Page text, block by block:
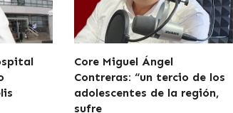
Core Miguel Ángel
Contreras: “un tercio de los
adolescentes de la región,
sufre